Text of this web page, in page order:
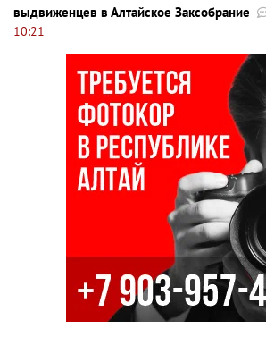
выдвиженцев в Алтайское Заксобрание
10:21